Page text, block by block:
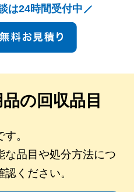
は24時間受付中
の回収品目
。
な品目や処分方法につ
ください。